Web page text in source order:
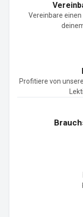
Vereinbare
Profitiere von